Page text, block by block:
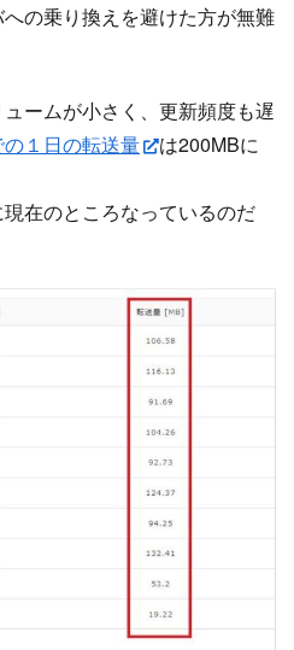
の乗り換えを避けた方が無難
ームが小さく、更新頻度も遅
１日の転送量
は200MBに
在のところなっているのだ